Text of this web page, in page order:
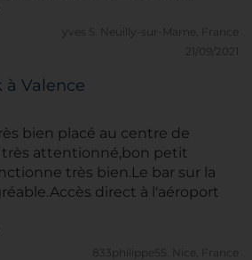
Une terrasse aussi au
excellent service. Situé tout à
Neuilly-sur-Marne, France
21/09/2021
à Valence
bien placé au centre de
très attentionné,bon petit
très bien.Le bar sur la
direct à l'aéroport
833philippe55.
Nice, France